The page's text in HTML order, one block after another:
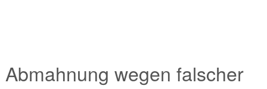
Abmahnung wegen falscher